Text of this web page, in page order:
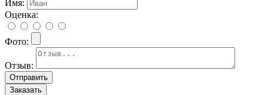
Имя:
Оценка:
Фото:
Отзыв:
Заказать